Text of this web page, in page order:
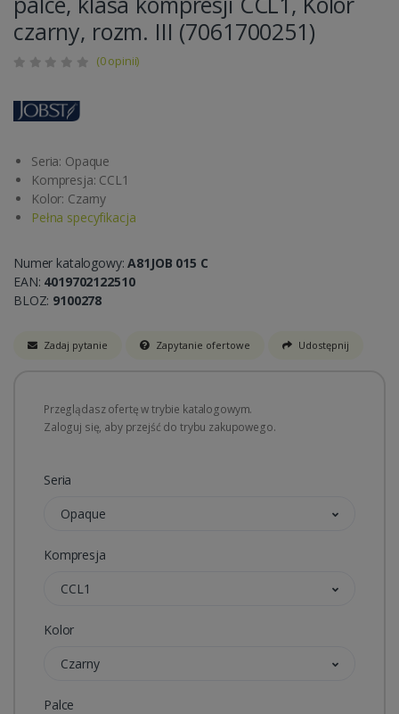
czarny, rozm. III (7061700251)
(0 opinii)
Seria: Opaque
Kompresja: CCL1
Kolor: Czarny
Pełna specyfikacja
Numer katalogowy:A81JOB 015 C
EAN: 4019702122510
BLOZ: 9100278
Zadaj pytanie Zapytanie ofertowe Udostępnij
Przeglądasz ofertę w trybie katalogowym.
Zaloguj się, aby przejść do trybu zakupowego.
Seria
Opaque
Kompresja
CCL1
Kolor
Czarny
Palce